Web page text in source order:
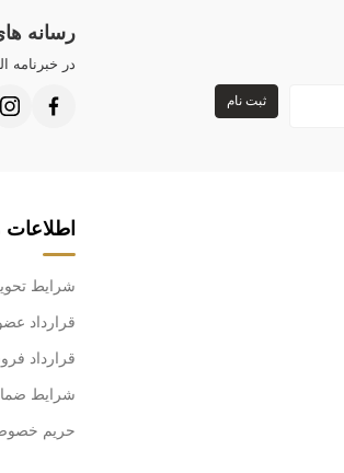
ثبت نام
رسانه
در خبرنامه
شرایط
قرارداد
قرارداد
شرایط
حریم